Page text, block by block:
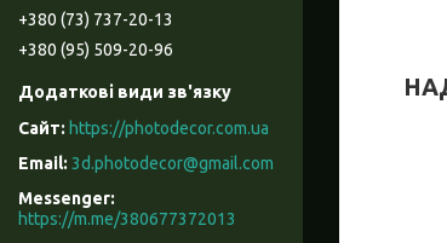
+380 (73) 737-20-13
+380 (95) 509-20-96
https://photodecor.com.ua
3d.photodecor@gmail.com
https://m.me/380677372013